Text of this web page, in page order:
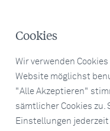
Cookies
Wir verwenden
Website möglichst
"Alle Akzeptieren"
sämtlicher Cookies zu.
Einstellungen